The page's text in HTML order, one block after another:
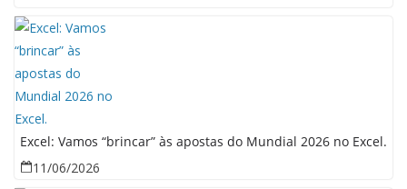
Excel: Vamos “brincar” às apostas do Mundial 2026 no Excel.
11/06/2026